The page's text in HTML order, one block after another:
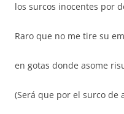
los surcos inocentes por
Raro que no me tire su
en gotas donde asome
(Será que por el surco de